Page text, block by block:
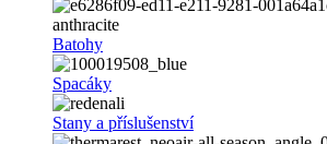
Batohy
Spacáky
Stany a příslušenství